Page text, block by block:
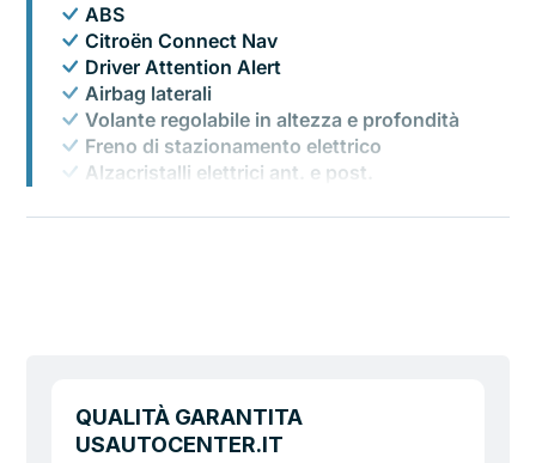
ABS
Citroën Connect Nav
Driver Attention Alert
Airbag laterali
Volante regolabile in altezza e profondità
Freno di stazionamento elettrico
Alzacristalli elettrici ant. e post.
QUALITÀ GARANTITA
USAUTOCENTER.IT